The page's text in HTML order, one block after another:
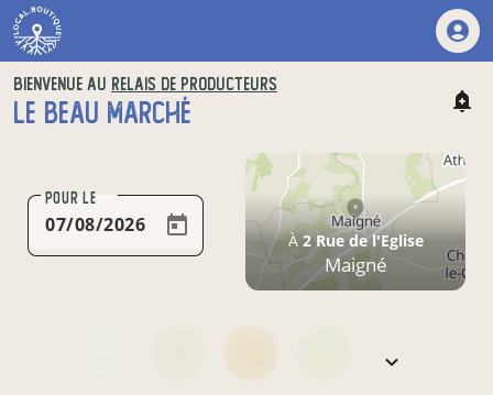
BIENVENUE AU RELAIS DE PRODUCTEURS
LE BEAU MARCHÉ
POUR LE
À2 Rue de l'Eglise
Maigné